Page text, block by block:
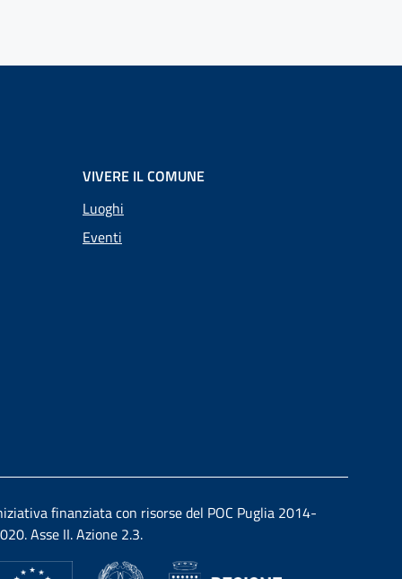
VIVERE IL COMUNE
Luoghi
Eventi
finanziata con risorse del POC Puglia 2014-
Asse II. Azione 2.3.